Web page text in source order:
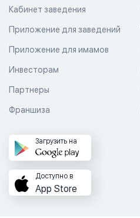
Кабинет заведения
Приложение для заведений
Приложение для имамов
Инвесторам
Партнеры
Франшиза
Загрузить на
Доступно в
App Store